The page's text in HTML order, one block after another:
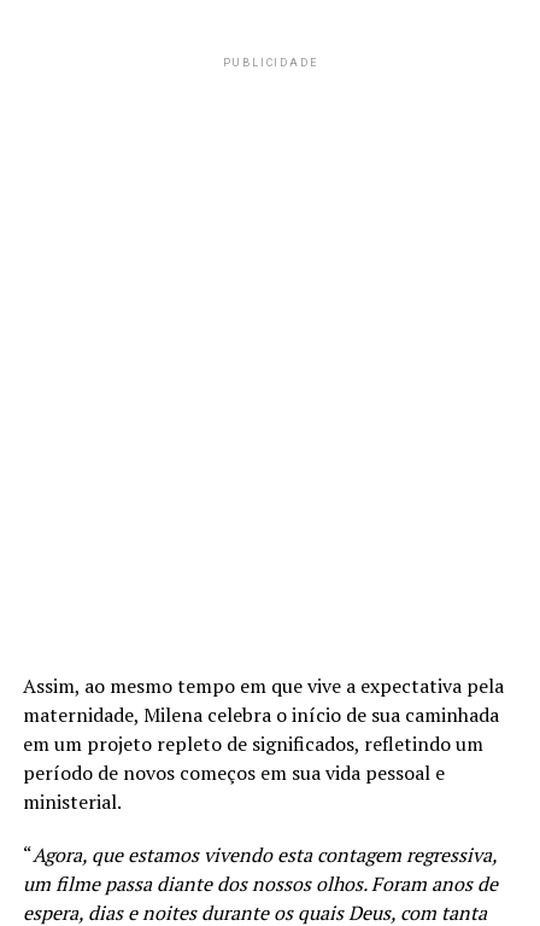
PUBLICIDADE
Assim, ao mesmo tempo em que vive a expectativa pela
maternidade, Milena celebra o início de sua caminhada
em um projeto repleto de significados, refletindo um
período de novos começos em sua vida pessoal e
ministerial.
“Agora, que estamos vivendo esta contagem regressiva,
um filme passa diante dos nossos olhos. Foram anos de
espera, dias e noites durante os quais Deus, com tanta